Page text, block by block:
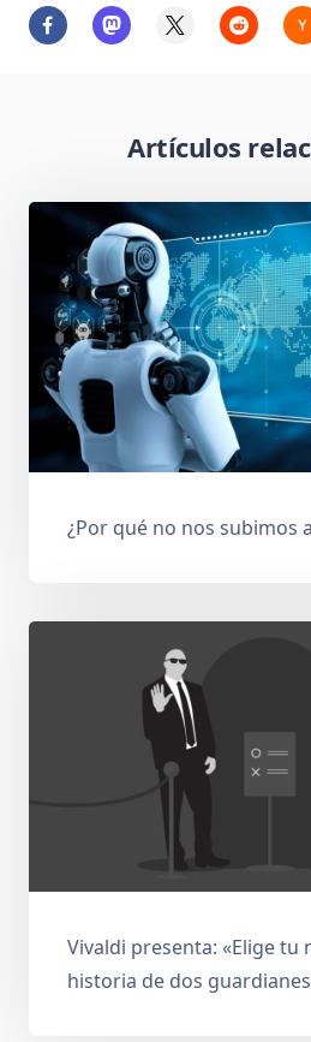
Artículos
¿Por qué no nos subimos
Vivaldi presenta: «Elige tu
historia de dos